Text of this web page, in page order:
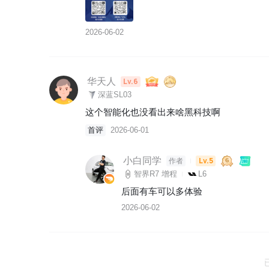
2026-06-02
华天人 Lv.6
深蓝SL03
这个智能化也没看出来啥黑科技啊
首评 2026-06-01
小白同学 作者 Lv.5
智界R7 增程 L6
后面有车可以多体验
2026-06-02